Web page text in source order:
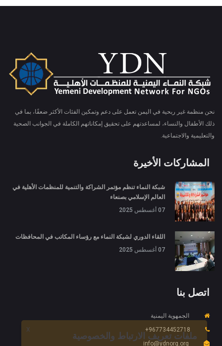
نحن منظمة غير ربحية في اليمن تعمل على دعم وتمكين الفئات الأكثر ضعفًا، بما في
ذلك الأطفال والنساء، لمساعدتهم على تحقيق إمكاناتهم الكاملة في الجوانب الصحية
والتعليمية والاجتماعية.
المشاركات الأخيرة
شبكة النماء تنظم مؤتمر الشراكة والتنمية للمنظمات الأهلية في
العالم الإسلامي بصنعاء
07 أغسطس 2025
اللقاء الدوري لشبكة النماء مع رؤساء المكاتب في المحافظات
07 أغسطس 2025
اتصل بنا
الجمهوية اليمنية
967734452718+
info@ydnorg.org
X ملفات تعريف الارتباط والخصوصية